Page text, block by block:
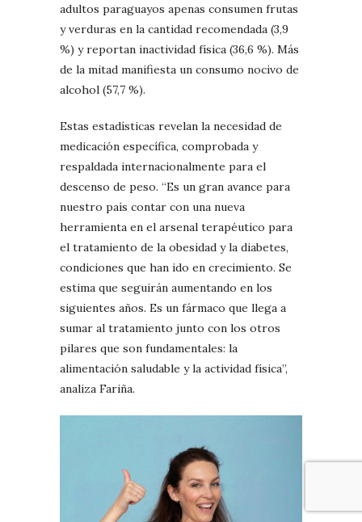
adultos paraguayos apenas consumen frutas
y verduras en la cantidad recomendada (3,9
%) y reportan inactividad física (36,6 %). Más
de la mitad manifiesta un consumo nocivo de
alcohol (57,7 %).
Estas estadísticas revelan la necesidad de
medicación específica, comprobada y
respaldada internacionalmente para el
descenso de peso. “Es un gran avance para
nuestro país contar con una nueva
herramienta en el arsenal terapéutico para
el tratamiento de la obesidad y la diabetes,
condiciones que han ido en crecimiento. Se
estima que seguirán aumentando en los
siguientes años. Es un fármaco que llega a
sumar al tratamiento junto con los otros
pilares que son fundamentales: la
alimentación saludable y la actividad física”,
analiza Fariña.